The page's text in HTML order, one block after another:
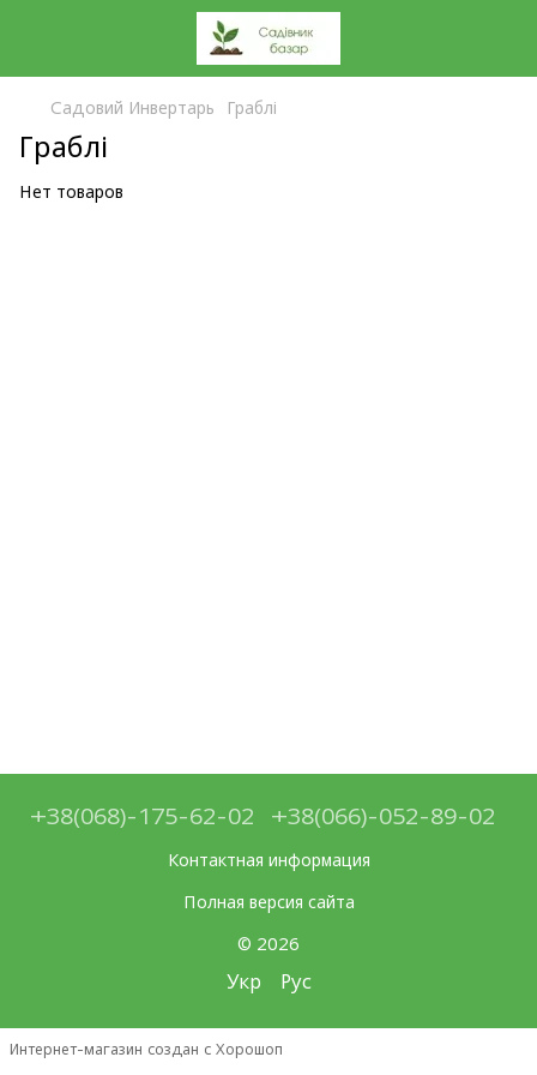
Садовий Инвертарь Граблі
Граблі
Нет товаров
+38(068)-175-62-02 +38(066)-052-89-02
Контактная информация
Полная версия сайта
© 2026
Укр Рус
Интернет-магазин создан с Хорошоп